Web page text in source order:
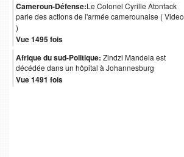
Cameroun-Défense:Le Colonel Cyrille Atonfack
parle des actions de l'armée camerounaise ( Video
)
Vue 1495 fois
Afrique du sud-Politique: Zindzi Mandela est
décédée dans un hôpital à Johannesburg
Vue 1491 fois